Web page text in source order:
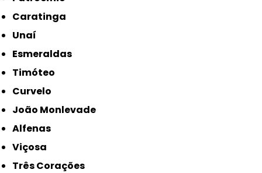
Caratinga
Unaí
Esmeraldas
Timóteo
Curvelo
João Monlevade
Alfenas
Viçosa
Três Corações